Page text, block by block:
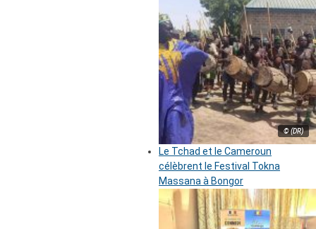
© (DR)
Le Tchad et le Cameroun
célèbrent le Festival Tokna
Massana à Bongor